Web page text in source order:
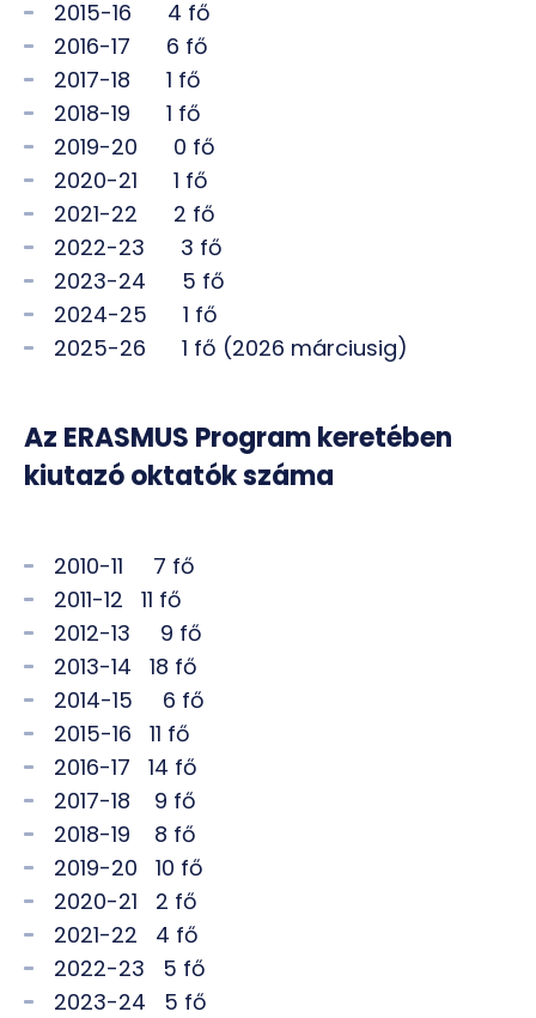
2015-16 4 fő
2016-17 6 fő
2017-18 1 fő
2018-19 1 fő
2019-20 0 fő
2020-21 1 fő
2021-22 2 fő
2022-23 3 fő
2023-24 5 fő
2024-25 1 fő
2025-26 1 fő (2026 márciusig)
Az ERASMUS Program keretében
kiutazó oktatók száma
2010-11 7 fő
2011-12 11 fő
2012-13 9 fő
2013-14 18 fő
2014-15 6 fő
2015-16 11 fő
2016-17 14 fő
2017-18 9 fő
2018-19 8 fő
2019-20 10 fő
2020-21 2 fő
2021-22 4 fő
2022-23 5 fő
2023-24 5 fő